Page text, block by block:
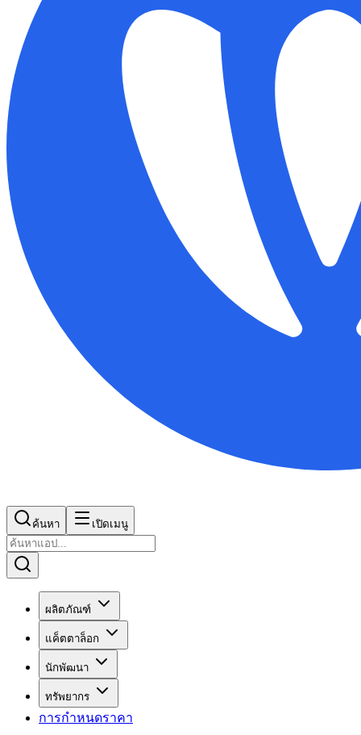
ค้นหา เปิดเมนู
ผลิตภัณฑ์
แค็ตตาล็อก
นักพัฒนา
ทรัพยากร
การกำหนดราคา